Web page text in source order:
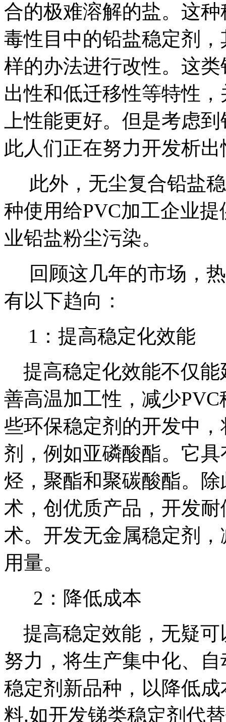
合的极难溶解的盐。这
毒性目中的铅盐稳定剂
样的办法进行改性。这
出性和低迁移性等特性
上性能更好。但是考虑
此人们正在努力开发析
此外，无尘复合铅盐
种使用给PVC加工企业
业铅盐粉尘污染。
回顾这几年的市场，
有以下趋向：
1：提高稳定化效能
提高稳定化效能不仅
善高温加工性，减少PVC
些环保稳定剂 的开发中
剂，例如亚磷酸酯。它
烃，聚酯和聚碳酸酯。
术，创优质产品，开发
术。开发无金属稳定剂
用量。
2：降低成本
提高稳定效能，无疑
努力，将生产集中化、
稳定剂新品种，以降低
料.如开发锑类稳定剂代